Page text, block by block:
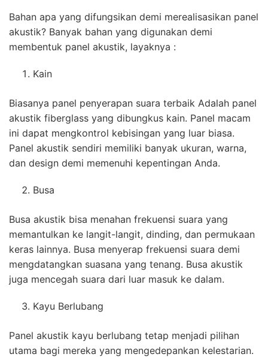
Bahan apa yang difungsikan demi merealisasikan panel
akustik? Banyak bahan yang digunakan demi
membentuk panel akustik, layaknya :
Kain
Biasanya panel penyerapan suara terbaik Adalah panel
akustik fiberglass yang dibungkus kain. Panel macam
ini dapat mengkontrol kebisingan yang luar biasa.
Panel akustik sendiri memiliki banyak ukuran, warna,
dan design demi memenuhi kepentingan Anda.
Busa
Busa akustik bisa menahan frekuensi suara yang
memantulkan ke langit-langit, dinding, dan permukaan
keras lainnya. Busa menyerap frekuensi suara demi
mengdatangkan suasana yang tenang. Busa akustik
juga mencegah suara dari luar masuk ke dalam.
Kayu Berlubang
Panel akustik kayu berlubang tetap menjadi pilihan
utama bagi mereka yang mengedepankan kelestarian.